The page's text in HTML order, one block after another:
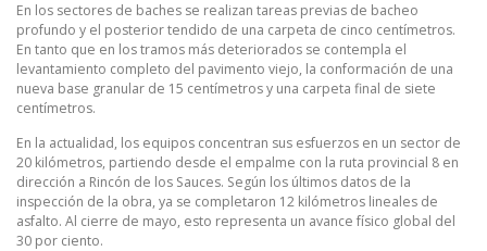
En los sectores de baches se realizan tareas previas de bacheo
profundo y el posterior tendido de una carpeta de cinco centímetros.
En tanto que en los tramos más deteriorados se contempla el
levantamiento completo del pavimento viejo, la conformación de una
nueva base granular de 15 centímetros y una carpeta final de siete
centímetros.
En la actualidad, los equipos concentran sus esfuerzos en un sector de
20 kilómetros, partiendo desde el empalme con la ruta provincial 8 en
dirección a Rincón de los Sauces. Según los últimos datos de la
inspección de la obra, ya se completaron 12 kilómetros lineales de
asfalto. Al cierre de mayo, esto representa un avance físico global del
30 por ciento.